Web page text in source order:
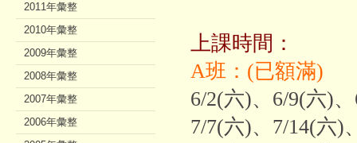
上課時間：
A班：(已額滿)
6/2(六)、6/9(六)
7/7(六)、7/14(六)
2011年彙整
2010年彙整
2009年彙整
2008年彙整
2007年彙整
2006年彙整